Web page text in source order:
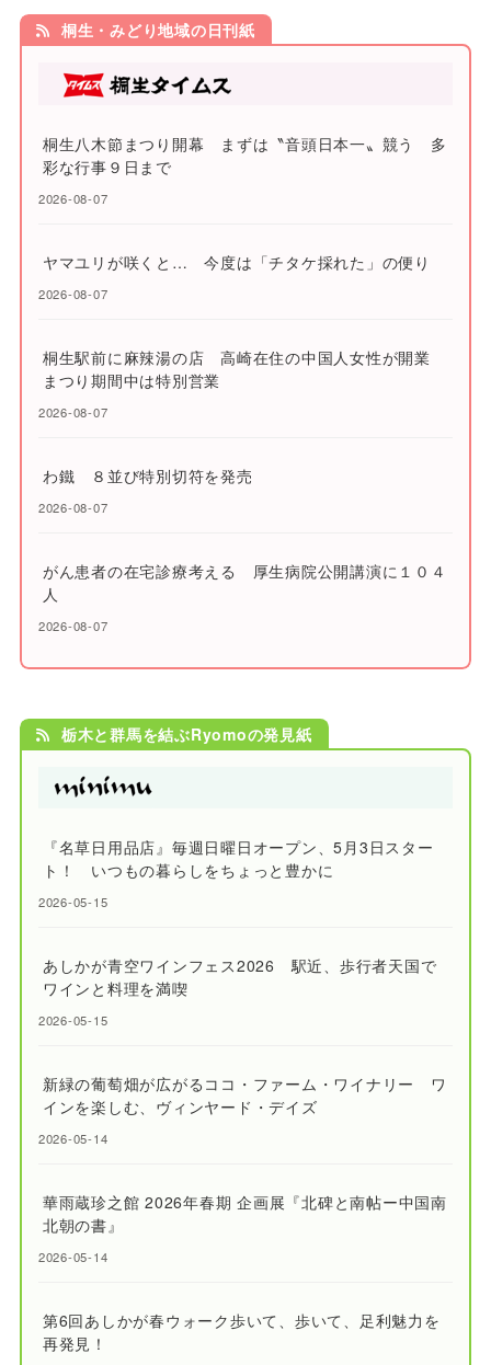
桐生・みどり地域の日刊紙
桐生八木節まつり開幕 まずは〝音頭日本一〟競う 多
彩な行事９日まで
2026-08-07
ヤマユリが咲くと… 今度は「チタケ採れた」の便り
2026-08-07
桐生駅前に麻辣湯の店 高崎在住の中国人女性が開業
まつり期間中は特別営業
2026-08-07
わ鐵 ８並び特別切符を発売
2026-08-07
がん患者の在宅診療考える 厚生病院公開講演に１０４
人
2026-08-07
栃木と群馬を結ぶRyomoの発見紙
『名草日用品店』毎週日曜日オープン、5月3日スター
ト！ いつもの暮らしをちょっと豊かに
2026-05-15
あしかが青空ワインフェス2026 駅近、歩行者天国で
ワインと料理を満喫
2026-05-15
新緑の葡萄畑が広がるココ・ファーム・ワイナリー ワ
インを楽しむ、ヴィンヤード・デイズ
2026-05-14
華雨蔵珍之館 2026年春期 企画展『北碑と南帖ー中国南
北朝の書』
2026-05-14
第6回あしかが春ウォーク歩いて、歩いて、足利魅力を
再発見！